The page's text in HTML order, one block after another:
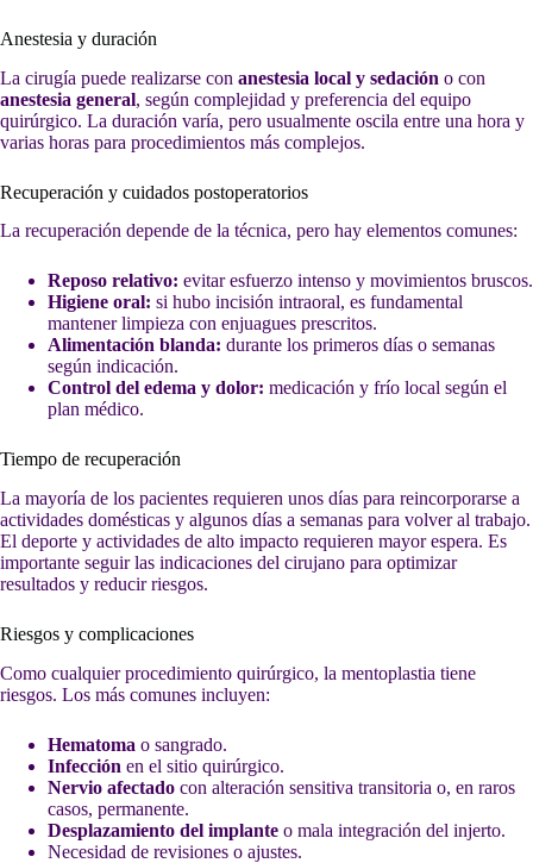
Anestesia y duración
La cirugía puede realizarse con anestesia local y sedación o con
anestesia general, según complejidad y preferencia del equipo
quirúrgico. La duración varía, pero usualmente oscila entre una hora y
varias horas para procedimientos más complejos.
Recuperación y cuidados postoperatorios
La recuperación depende de la técnica, pero hay elementos comunes:
Reposo relativo: evitar esfuerzo intenso y movimientos bruscos.
Higiene oral: si hubo incisión intraoral, es fundamental
mantener limpieza con enjuagues prescritos.
Alimentación blanda: durante los primeros días o semanas
según indicación.
Control del edema y dolor: medicación y frío local según el
plan médico.
Tiempo de recuperación
La mayoría de los pacientes requieren unos días para reincorporarse a
actividades domésticas y algunos días a semanas para volver al trabajo.
El deporte y actividades de alto impacto requieren mayor espera. Es
importante seguir las indicaciones del cirujano para optimizar
resultados y reducir riesgos.
Riesgos y complicaciones
Como cualquier procedimiento quirúrgico, la mentoplastia tiene
riesgos. Los más comunes incluyen:
Hematoma o sangrado.
Infección en el sitio quirúrgico.
Nervio afectado con alteración sensitiva transitoria o, en raros
casos, permanente.
Desplazamiento del implante o mala integración del injerto.
Necesidad de revisiones o ajustes.